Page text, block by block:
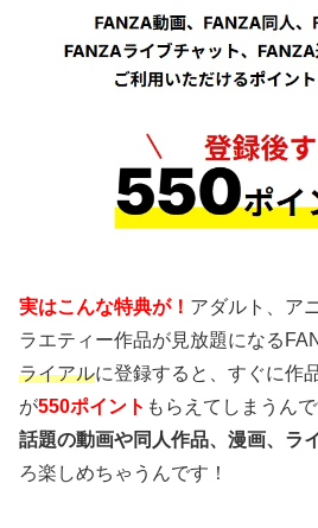
実はこんな特典が！ アダルト、ア
ラエティー作品が見放題になる
ライアルに登録すると、すぐに作
が550ポイント もらえてしまうん
話題の動画や同人作品、漫画、ラ
ろ楽しめちゃうんです！